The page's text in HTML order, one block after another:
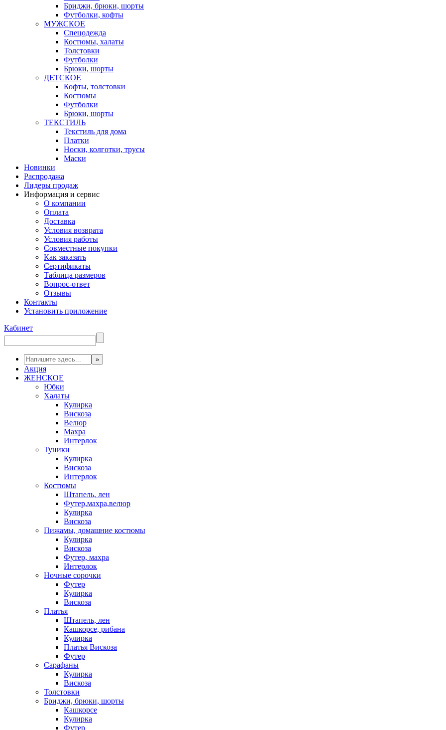
Бриджи, брюки, шорты
Футболки, кофты
МУЖСКОЕ
Спецодежда
Костюмы, халаты
Толстовки
Футболки
Брюки, шорты
ДЕТСКОЕ
Кофты, толстовки
Костюмы
Футболки
Брюки, шорты
ТЕКСТИЛЬ
Текстиль для дома
Платки
Носки, колготки, трусы
Маски
Новинки
Распродажа
Лидеры продаж
Информация и сервис
О компании
Оплата
Доставка
Условия возврата
Условия работы
Совместные покупки
Как заказать
Сертификаты
Таблица размеров
Вопрос-ответ
Отзывы
Контакты
Установить приложение
Кабинет
Акция
ЖЕНСКОЕ
Юбки
Халаты
Кулирка
Вискоза
Велюр
Махра
Интерлок
Туники
Кулирка
Вискоза
Интерлок
Костюмы
Штапель, лен
Футер,махра,велюр
Кулирка
Вискоза
Пижамы, домашние костюмы
Кулирка
Вискоза
Футер, махра
Интерлок
Ночные сорочки
Футер
Кулирка
Вискоза
Платья
Штапель, лен
Кашкорсе, рибана
Кулирка
Платья Вискоза
Футер
Сарафаны
Кулирка
Вискоза
Толстовки
Бриджи, брюки, шорты
Кашкорсе
Кулирка
Футер